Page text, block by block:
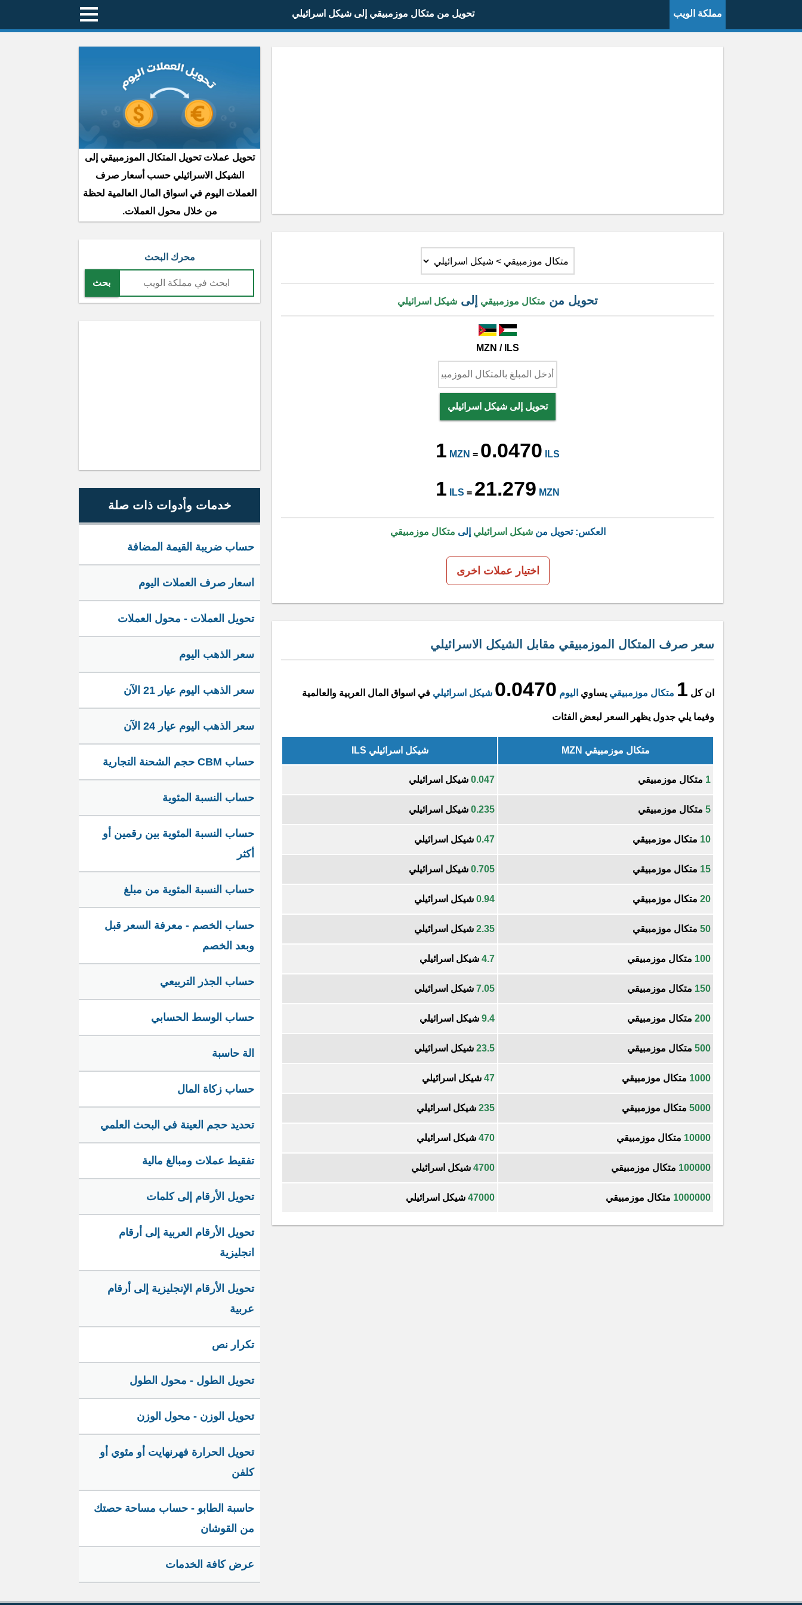
مملكة الويب تحويل من متكال موزمبيقي إلى شيكل اسرائيلي
تحويل من متكال موزمبيقي إلى شيكل اسرائيلي
MZN / ILS
تحويل إلى شيكل اسرائيلي
1 MZN = 0.0470 ILS
1 ILS = 21.279 MZN
العكس: تحويل منشيكل اسرائيلي إلى متكال موزمبيقي
اختيار عملات اخرى
سعر صرف المتكال الموزمبيقي مقابل الشيكل الاسرائيلي
ان كل 1 متكال موزمبيقي يساوي اليوم 0.0470 شيكل اسرائيلي في اسواق المال العربية والعالمية
وفيما يلي جدول يظهر السعر لبعض الفئات
متكال موزمبيقي MZN شيكل اسرائيلي ILS
1 متكال موزمبيقي 0.047 شيكل اسرائيلي
5 متكال موزمبيقي 0.235 شيكل اسرائيلي
10 متكال موزمبيقي 0.47 شيكل اسرائيلي
15 متكال موزمبيقي 0.705 شيكل اسرائيلي
20 متكال موزمبيقي 0.94 شيكل اسرائيلي
50 متكال موزمبيقي 2.35 شيكل اسرائيلي
100 متكال موزمبيقي 4.7 شيكل اسرائيلي
150 متكال موزمبيقي 7.05 شيكل اسرائيلي
200 متكال موزمبيقي 9.4 شيكل اسرائيلي
500 متكال موزمبيقي 23.5 شيكل اسرائيلي
1000 متكال موزمبيقي 47 شيكل اسرائيلي
5000 متكال موزمبيقي 235 شيكل اسرائيلي
10000 متكال موزمبيقي 470 شيكل اسرائيلي
100000 متكال موزمبيقي 4700 شيكل اسرائيلي
1000000 متكال موزمبيقي 47000 شيكل اسرائيلي
تحويل عملات تحويل المتكال الموزمبيقي إلى
الشيكل الاسرائيلي حسب أسعار صرف
العملات اليوم في اسواق المال العالمية لحظة
من خلال محول العملات.
محرك البحث
بحث
خدمات وأدوات ذات صلة
حساب ضريبة القيمة المضافة
اسعار صرف العملات اليوم
تحويل العملات - محول العملات
سعر الذهب اليوم
سعر الذهب اليوم عيار 21 الآن
سعر الذهب اليوم عيار 24 الآن
حساب CBM حجم الشحنة التجارية
حساب النسبة المئوية
حساب النسبة المئوية بين رقمين أو
أكثر
حساب النسبة المئوية من مبلغ
حساب الخصم - معرفة السعر قبل
وبعد الخصم
حساب الجذر التربيعي
حساب الوسط الحسابي
الة حاسبة
حساب زكاة المال
تحديد حجم العينة في البحث العلمي
تفقيط عملات ومبالغ مالية
تحويل الأرقام إلى كلمات
تحويل الأرقام العربية إلى أرقام
انجليزية
تحويل الأرقام الإنجليزية إلى أرقام
عربية
تكرار نص
تحويل الطول - محول الطول
تحويل الوزن - محول الوزن
تحويل الحرارة فهرنهايت أو مئوي أو
كلفن
حاسبة الطابو - حساب مساحة حصتك
من القوشان
عرض كافة الخدمات